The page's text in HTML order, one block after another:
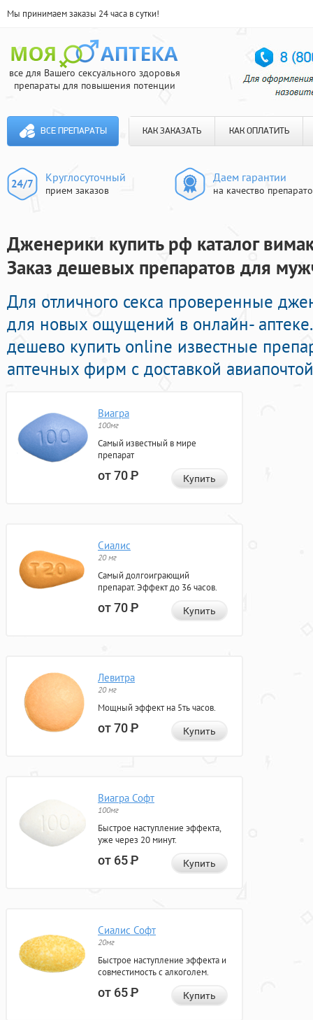
Мы принимаем заказы 24 часа в сутки!
все для Вашего сексуального здоровья
препараты для повышения потенции
ВСЕ ПРЕПАРАТЫ КАК ЗАКАЗАТЬ КАК ОПЛАТИТЬ
Круглосуточный
прием заказов
Даем гарантии
на качество
Дженерики купить рф каталог
Заказ дешевых препаратов для
Для отличного секса проверенные
для новых ощущений в онлайн-
дешево купить online известные
аптечных фирм с доставкой
Виагра
100мг
Самый известный в мире
препарат
от 70Р Купить
Сиалис
20 мг
Самый долгоиграющий
препарат. Эффект до 36 часов.
от 70Р Купить
Левитра
20 мг
Мощный эффект на 5ть часов.
от 70Р Купить
Виагра Софт
100мг
Быстрое наступление эффекта,
уже через 20 минут.
от 65Р Купить
Сиалис Софт
20мг
Быстрое наступление эффекта и
совместимость с алкоголем.
от 65Р Купить